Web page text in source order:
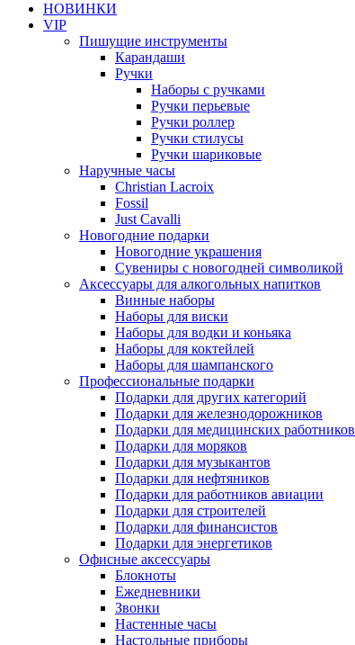
НОВИНКИ
VIP
Пишущие инструменты
Карандаши
Ручки
Наборы с ручками
Ручки перьевые
Ручки роллер
Ручки стилусы
Ручки шариковые
Наручные часы
Christian Lacroix
Fossil
Just Cavalli
Новогодние подарки
Новогодние украшения
Сувениры с новогодней символикой
Аксессуары для алкогольных напитков
Винные наборы
Наборы для виски
Наборы для водки и коньяка
Наборы для коктейлей
Наборы для шампанского
Профессиональные подарки
Подарки для других категорий
Подарки для железнодорожников
Подарки для медицинских работников
Подарки для моряков
Подарки для музыкантов
Подарки для нефтяников
Подарки для работников авиации
Подарки для строителей
Подарки для финансистов
Подарки для энергетиков
Офисные аксессуары
Блокноты
Ежедневники
Звонки
Настенные часы
Настольные приборы